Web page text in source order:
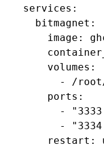
services:
  bitmagnet:
image:
    volumes:
- /
    ports:
-
-
restart: